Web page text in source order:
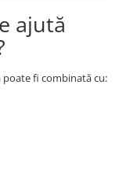
ajută
fi combinată cu: